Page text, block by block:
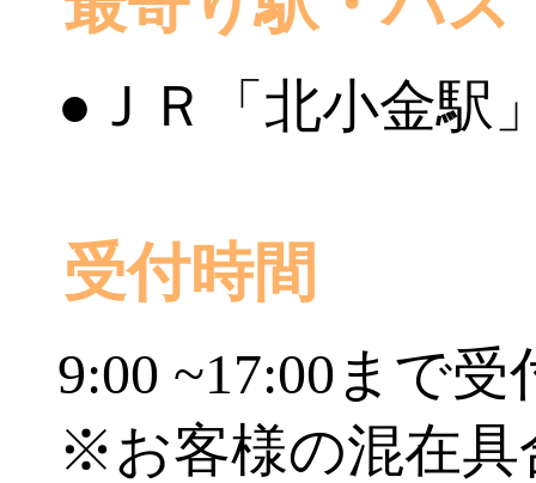
●ＪＲ「北小金駅
受付時間
9:00 ~17:00まで受
※お客様の混在具